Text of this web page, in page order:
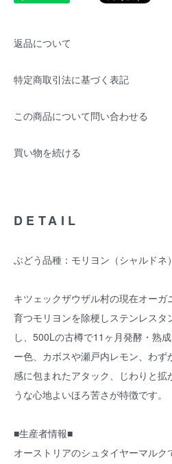
返品について
特定商取引法に基づく表記
この商品について問い合わせる
買い物を続ける
DETAIL
ぶどう品種：モリヨン（シャルドネ
キツェックザウザル村の現在オー
育つモリヨンを除梗しステンレスタ
し、500Lの古樽で11ヶ月発酵・熟
ー色、カボスや瀬戸内レモン、わず
感に包まれたアタック、じわりと拡
うな心地よいほろ苦さが特徴です。
■生産者情報■
オーストリアのシュタイヤーマル